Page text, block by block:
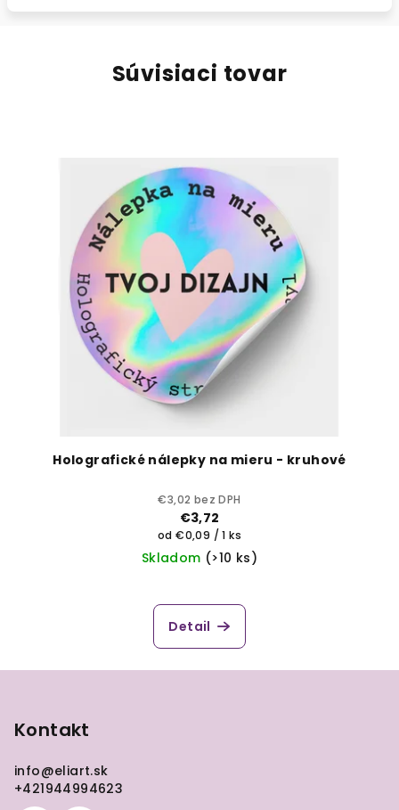
Súvisiaci tovar
Holografické nálepky na mieru - kruhové
€3,02 bez DPH
€3,72
Jednotková
cena:
od €0,09 / 1 ks
Skladom (>10 ks)
Detail
Kontakt
info@eliart.sk
+421944994623